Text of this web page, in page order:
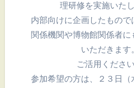
理研修を実施いたし
内部向けに企画したもので
関係機関や博物館関係者に
いただきます。
ご活用ください
参加希望の方は、２３日（